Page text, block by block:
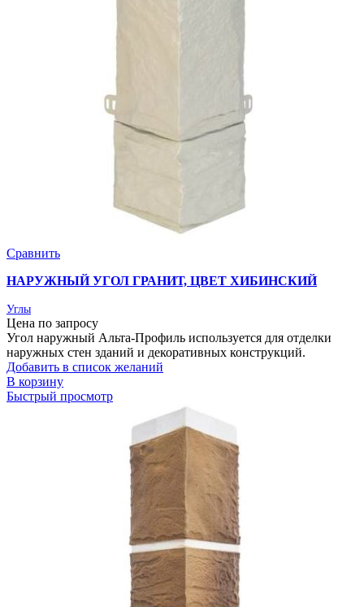
Сравнить
НАРУЖНЫЙ УГОЛ ГРАНИТ, ЦВЕТ ХИБИНСКИЙ
Углы
Цена по запросу
Угол наружный Альта-Профиль используется для отделки
наружных стен зданий и декоративных конструкций.
Добавить в список желаний
В корзину
Быстрый просмотр